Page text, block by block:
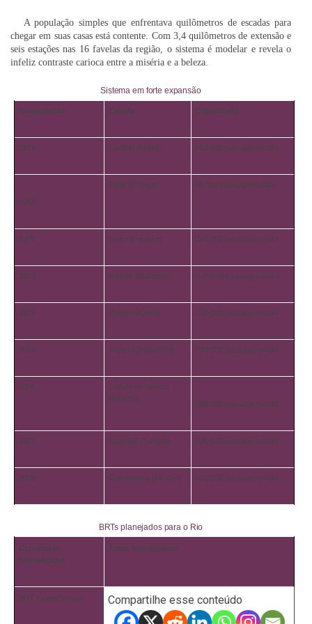
A população simples que enfrentava quilômetros de escadas para
chegar em suas casas está contente. Com 3,4 quilômetros de extensão e
seis estações nas 16 favelas da região, o sistema é modelar e revela o
infeliz contraste carioca entre a miséria e a beleza.
Sistema em forte expansão
Inauguração Cidade Capacidade
1972 Curitiba (Brasil) 562.000 passageiros/dia
1993
Paris (França) 45.000 passageiros/dia
1995 Quito (Equador) 246.000 passageiros/dia
2001 Bogotá (Colômbia) 1.450.000 passageiros/dia
2004 Pequim (China) 120.000 passageiros/dia
2004 Jacarta (Indonésia) 140.000 passageiros/dia
2005
Cidade do México
(México)
260.000 passageiros/dia
2007 Istambul (Turquia) 130.000 passageiros/dia
2008 Guadalajara (México) 100.000 passageiros/dia
BRTs planejados para o Rio
Corredores
Estratégicos
Áreas beneficiadas
BRT TransCarioca Compartilhe esse conteúdo